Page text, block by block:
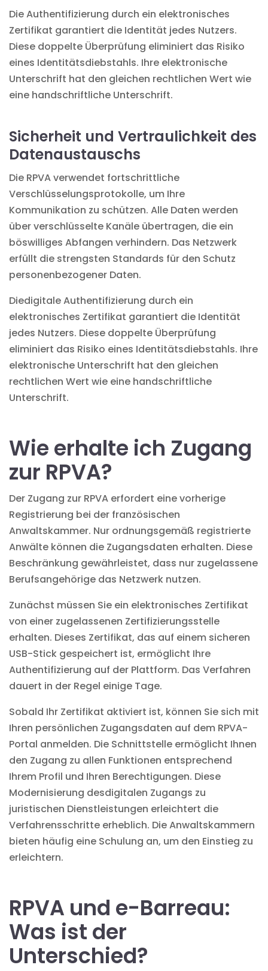
Die Authentifizierung durch ein elektronisches
Zertifikat garantiert die Identität jedes Nutzers.
Diese doppelte Überprüfung eliminiert das Risiko
eines Identitätsdiebstahls. Ihre elektronische
Unterschrift hat den gleichen rechtlichen Wert wie
eine handschriftliche Unterschrift.
Sicherheit und Vertraulichkeit des
Datenaustauschs
Die RPVA verwendet fortschrittliche
Verschlüsselungsprotokolle, um Ihre
Kommunikation zu schützen. Alle Daten werden
über verschlüsselte Kanäle übertragen, die ein
böswilliges Abfangen verhindern. Das Netzwerk
erfüllt die strengsten Standards für den Schutz
personenbezogener Daten.
Diedigitale Authentifizierung durch ein
elektronisches Zertifikat garantiert die Identität
jedes Nutzers. Diese doppelte Überprüfung
eliminiert das Risiko eines Identitätsdiebstahls. Ihre
elektronische Unterschrift hat den gleichen
rechtlichen Wert wie eine handschriftliche
Unterschrift.
Wie erhalte ich Zugang
zur RPVA?
Der Zugang zur RPVA erfordert eine vorherige
Registrierung bei der französischen
Anwaltskammer. Nur ordnungsgemäß registrierte
Anwälte können die Zugangsdaten erhalten. Diese
Beschränkung gewährleistet, dass nur zugelassene
Berufsangehörige das Netzwerk nutzen.
Zunächst müssen Sie ein elektronisches Zertifikat
von einer zugelassenen Zertifizierungsstelle
erhalten. Dieses Zertifikat, das auf einem sicheren
USB-Stick gespeichert ist, ermöglicht Ihre
Authentifizierung auf der Plattform. Das Verfahren
dauert in der Regel einige Tage.
Sobald Ihr Zertifikat aktiviert ist, können Sie sich mit
Ihren persönlichen Zugangsdaten auf dem RPVA-
Portal anmelden. Die Schnittstelle ermöglicht Ihnen
den Zugang zu allen Funktionen entsprechend
Ihrem Profil und Ihren Berechtigungen. Diese
Modernisierung desdigitalen Zugangs zu
juristischen Dienstleistungen erleichtert die
Verfahrensschritte erheblich. Die Anwaltskammern
bieten häufig eine Schulung an, um den Einstieg zu
erleichtern.
RPVA und e-Barreau:
Was ist der
Unterschied?